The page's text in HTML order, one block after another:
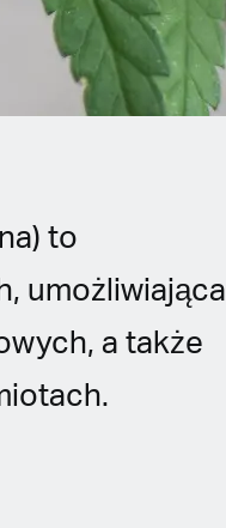
to
umożliwiająca
a także